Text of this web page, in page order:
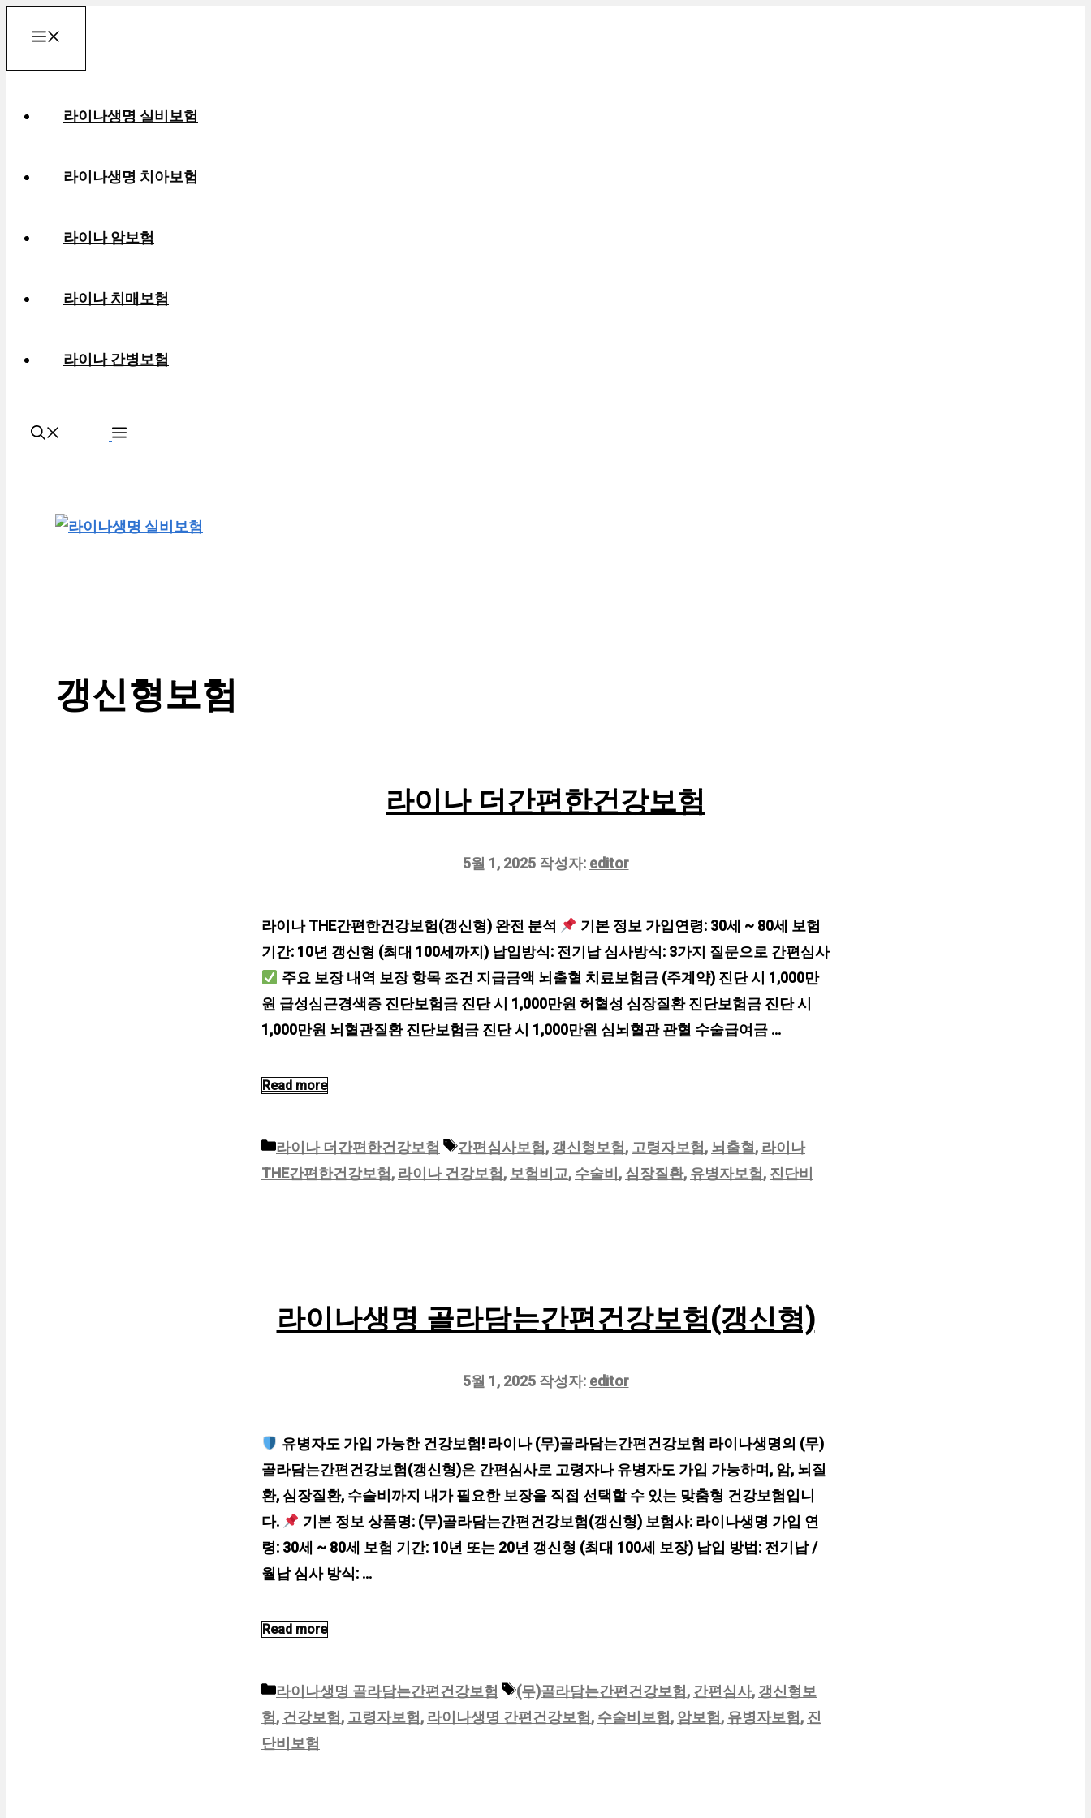
츠
라이나생명 실비보험
라이나생명 치아보험
라이나 암보험
라이나 치매보험
라이나 간병보험
갱신형보험
라이나 더간편한건강보험
5월 1, 2025 작성자: editor
라이나 THE간편한건강보험(갱신형) 완전 분석
기본 정보 가입연령: 30세 ~ 80세 보험
기간: 10년 갱신형 (최대 100세까지) 납입방식: 전기납 심사방식: 3가지 질문으로 간편심사
주요 보장 내역 보장 항목 조건 지급금액 뇌출혈 치료보험금 (주계약) 진단 시 1,000만
원 급성심근경색증 진단보험금 진단 시 1,000만원 허혈성 심장질환 진단보험금 진단 시
1,000만원 뇌혈관질환 진단보험금 진단 시 1,000만원 심뇌혈관 관혈 수술급여금 …
Read more
카
테
라이나 더간편한건강보험
태
그
간편심사보험 , 갱신형보험 , 고령자보험 , 뇌출혈 , 라이나
THE간편한건강보험 , 라이나 건강보험 , 보험비교, 수술비 , 심장질환, 유병자보험 , 진단비
라이나생명 골라담는간편건강보험(갱신형)
5월 1, 2025 작성자: editor
유병자도 가입 가능한 건강보험! 라이나 (무)골라담는간편건강보험 라이나생명의 (무)
골라담는간편건강보험(갱신형)은 간편심사로 고령자나 유병자도 가입 가능하며, 암, 뇌질
환, 심장질환, 수술비까지 내가 필요한 보장을 직접 선택할 수 있는 맞춤형 건강보험입니
다.
기본 정보 상품명: (무)골라담는간편건강보험(갱신형) 보험사: 라이나생명 가입 연
령: 30세 ~ 80세 보험 기간: 10년 또는 20년 갱신형 (최대 100세 보장) 납입 방법: 전기납 /
월납 심사 방식: …
Read more
카
테
고
라이나생명 골라담는간편건강보험
태
그
(무)골라담는간편건강보험 , 간편심사, 갱신형보
험 , 건강보험 , 고령자보험 , 라이나생명 간편건강보험 , 수술비보험 , 암보험 , 유병자보험 , 진
단비보험